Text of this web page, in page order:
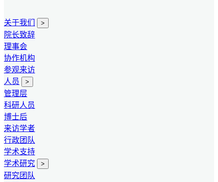
关于我们 >
院长致辞
理事会
协作机构
参观来访
人员
>
管理层
科研人员
博士后
来访学者
行政团队
学术支持
学术研究
>
研究团队